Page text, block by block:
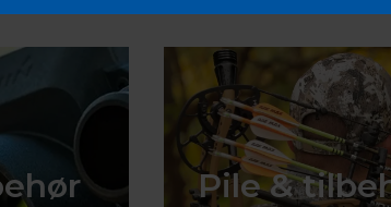
Pile &